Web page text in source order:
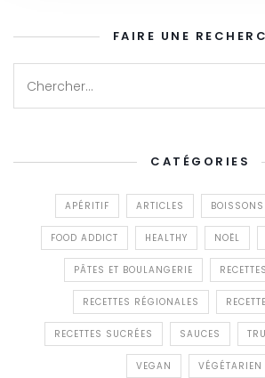
FAIRE UNE
CATÉGORIES
APÉRITIF ARTICLES BOISSONS
FOOD ADDICT HEALTHY NOËL
PÂTES ET BOULANGERIE
RECETTES RÉGIONALES
RECETTES SUCRÉES SAUCES
VEGAN VÉGÉTARIEN